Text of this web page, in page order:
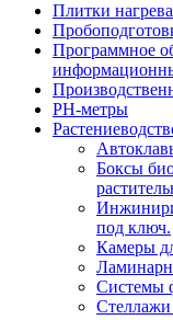
Плитки
Программное
РH-метры
Боксы
под ключ.
Камеры
Системы